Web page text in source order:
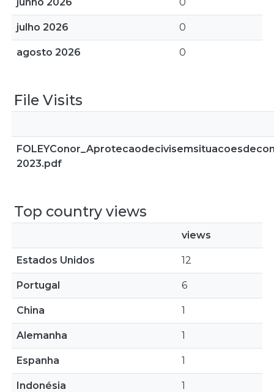
julho 2026 0
agosto 2026 0
File Visits
2023.pdf
Top country views
views
Estados Unidos 12
Portugal 6
China 1
Alemanha 1
Espanha 1
Indonésia 1